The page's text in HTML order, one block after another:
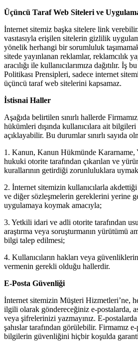
Üçüncü Taraf Web Siteleri ve
İnternet sitemiz başka sitelere link
vasıtasıyla erişilen sitelerin gizlilik
yönelik herhangi bir sorumluluk
sitede yayınlanan reklamlar, reklamcılık
aracılığı ile kullanıcılarımıza dağıtılır.
Politikası Prensipleri, sadece internet
üçüncü taraf web sitelerini kapsamaz.
İstisnai Haller
Aşağıda belirtilen sınırlı hallerde
hükümleri dışında kullanıcılara ait
açıklayabilir. Bu durumlar sınırlı sayıda
1. Kanun, Kanun Hükmünde
hukuki otorite tarafından çıkarılan ve
kurallarının getirdiği zorunluluklara
2. İnternet sitemizin kullanıcılarla
ve diğer sözleşmelerin gereklerini yerine
uygulamaya koymak amacıyla;
3. Yetkili idari ve adli otorite tarafından
araştırma veya soruşturmanın yürütümü
bilgi talep edilmesi;
4. Kullanıcıların hakları veya
vermenin gerekli olduğu hallerdir.
E-Posta Güvenliği
İnternet sitemizin Müşteri Hizmetleri’ne,
ilgili olarak göndereceğiniz e-postalarda,
veya şifrelerinizi yazmayınız. E-
şahıslar tarafından görülebilir. Firmamız e-
bilgilerin güvenliğini hiçbir koşulda